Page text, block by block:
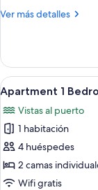
Marina
Adults
+1
child)
Ver más detalles
Más
1
Bedroom
Marina
View
(2
Adults
+1
child)
Abrir
todas
las
fotos
de
Apartment
1
9
Apartment 1
Vistas al puerto
1 habitación
4 huéspedes
2 camas
Wifi gratis